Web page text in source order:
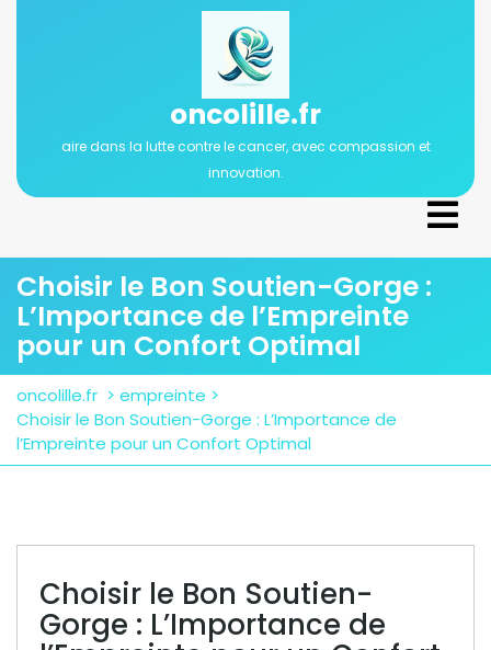
oncolille.fr
aire dans la lutte contre le cancer, avec compassion et
innovation.
Choisir le Bon Soutien-Gorge :
L’Importance de l’Empreinte
pour un Confort Optimal
oncolille.fr > empreinte >
Choisir le Bon Soutien-Gorge : L’Importance de
l’Empreinte pour un Confort Optimal
Choisir le Bon Soutien-
Gorge : L’Importance de